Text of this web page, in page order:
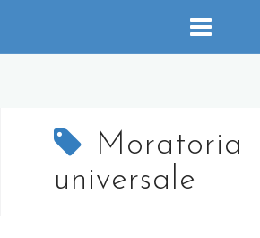
contenuto
Moratoria
universale